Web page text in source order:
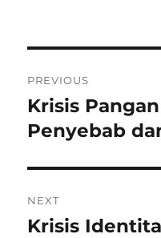
pos
PREVIOUS
Previous
post:
Krisis
Penyebab
NEXT
Next
Krisis